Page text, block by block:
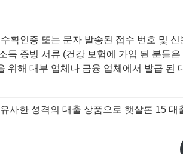
확인증 또는 문자 발송된 접수 번호 및
득 증빙 서류 (건강 보험에 가입 된 분들
위해 대부 업체나 금융 업체에서 발급
사한 성격의 대출 상품으로 햇살론 15